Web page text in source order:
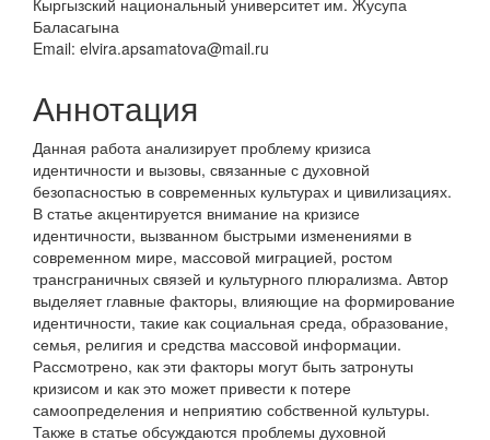
содержание
статьи
Баласагына
Email: elvira.apsamatova@mail.ru
Аннотация
Данная работа анализирует проблему кризиса
идентичности и вызовы, связанные с духовной
безопасностью в современных культурах и цивилизациях.
В статье акцентируется внимание на кризисе
идентичности, вызванном быстрыми изменениями в
современном мире, массовой миграцией, ростом
трансграничных связей и культурного плюрализма. Автор
выделяет главные факторы, влияющие на формирование
идентичности, такие как социальная среда, образование,
семья, религия и средства массовой информации.
Рассмотрено, как эти факторы могут быть затронуты
кризисом и как это может привести к потере
самоопределения и неприятию собственной культуры.
Также в статье обсуждаются проблемы духовной